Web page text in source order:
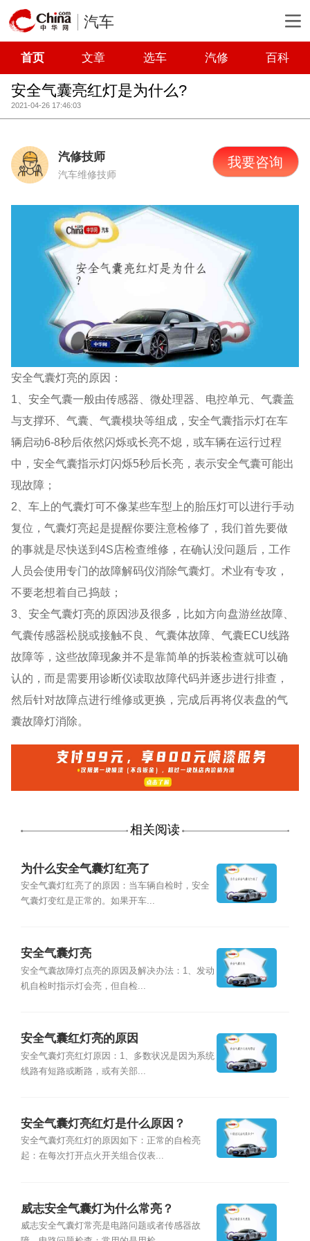
汽车
首页 文章 选车 汽修 百科
安全气囊亮红灯是为什么?
2021-04-26 17:46:03
汽修技师
汽车维修技师
我要咨询
安全气囊灯亮的原因：
1、安全气囊一般由传感器、微处理器、电控单元、气囊盖
与支撑环、气囊、气囊模块等组成，安全气囊指示灯在车
辆启动6-8秒后依然闪烁或长亮不熄，或车辆在运行过程
中，安全气囊指示灯闪烁5秒后长亮，表示安全气囊可能出
现故障；
2、车上的气囊灯可不像某些车型上的胎压灯可以进行手动
复位，气囊灯亮起是提醒你要注意检修了，我们首先要做
的事就是尽快送到4S店检查维修，在确认没问题后，工作
人员会使用专门的故障解码仪消除气囊灯。术业有专攻，
不要老想着自己捣鼓；
3、安全气囊灯亮的原因涉及很多，比如方向盘游丝故障、
气囊传感器松脱或接触不良、气囊体故障、气囊ECU线路
故障等，这些故障现象并不是靠简单的拆装检查就可以确
认的，而是需要用诊断仪读取故障代码并逐步进行排查，
然后针对故障点进行维修或更换，完成后再将仪表盘的气
囊故障灯消除。
相关阅读
为什么安全气囊灯红亮了
安全气囊灯红亮了的原因：当车辆自检时，安全
气囊灯变红是正常的。如果开车...
安全气囊灯亮
安全气囊故障灯点亮的原因及解决办法：1、发动
机自检时指示灯会亮，但自检...
安全气囊红灯亮的原因
安全气囊灯亮红灯原因：1、多数状况是因为系统
线路有短路或断路，或有关部...
安全气囊灯亮红灯是什么原因？
安全气囊灯亮红灯的原因如下：正常的自检亮
起：在每次打开点火开关组合仪表...
威志安全气囊灯为什么常亮？
威志安全气囊灯常亮是电路问题或者传感器故